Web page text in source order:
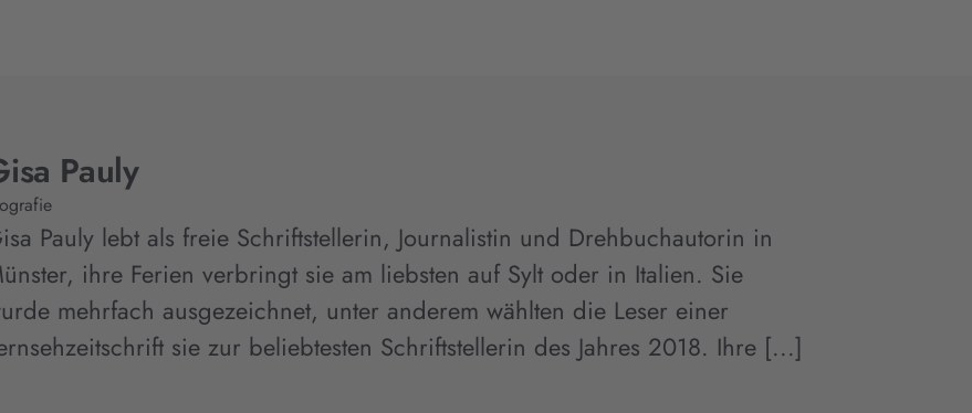
Pauly
Pauly lebt als freie Schriftstellerin, Journalistin und Drehbuchautorin in
ihre Ferien verbringt sie am liebsten auf Sylt oder in Italien. Sie
mehrfach ausgezeichnet, unter anderem wählten die Leser einer
sie zur beliebtesten Schriftstellerin des Jahres 2018. Ihre [...]